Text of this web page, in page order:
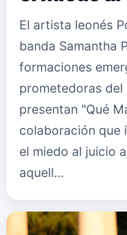
El artista leonés
banda Samantha
formaciones
prometedoras
presentan "Qué
colaboración que
el miedo al juicio
aquell…